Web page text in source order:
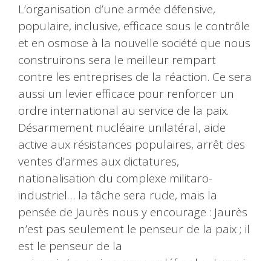
L’organisation d’une armée défensive,
populaire, inclusive, efficace sous le contrôle
et en osmose à la nouvelle société que nous
construirons sera le meilleur rempart
contre les entreprises de la réaction. Ce sera
aussi un levier efficace pour renforcer un
ordre international au service de la paix.
Désarmement nucléaire unilatéral, aide
active aux résistances populaires, arrêt des
ventes d’armes aux dictatures,
nationalisation du complexe militaro-
industriel… la tâche sera rude, mais la
pensée de Jaurès nous y encourage : Jaurès
n’est pas seulement le penseur de la paix ; il
est le penseur de la